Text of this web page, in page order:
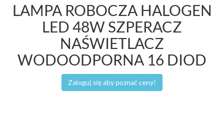
LAMPA ROBOCZA HALOGEN
LED 48W SZPERACZ
NAŚWIETLACZ
WODOODPORNA 16 DIOD
Zaloguj się aby poznać ceny!